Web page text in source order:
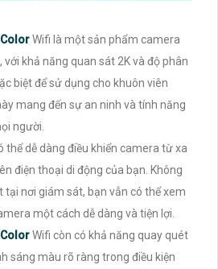
ColorWifi là một sản phẩm camera
khả năng quan sát 2K và độ phân
biệt để sử dụng cho khuôn viên
mang đến sự an ninh và tính năng
người.
thể dễ dàng điều khiển camera từ xa
điện thoại di động của bạn. Không
nơi giám sát, bạn vẫn có thể xem
một cách dễ dàng và tiện lợi.
ColorWifi còn có khả năng quay quét
sáng màu rõ ràng trong điều kiện